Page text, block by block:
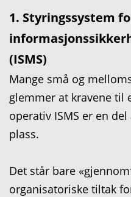
1. Styringssystem
(ISMS)
Mange små og
glemmer at kravene til
operativ ISMS er en
plass.
Det står bare
organisatoriske tiltak